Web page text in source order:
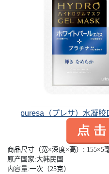
puresa（プレサ）水凝胶
商品尺寸（宽×深度×高）: 155×5
原产国家:大韩民国
内容量:一次（25克）